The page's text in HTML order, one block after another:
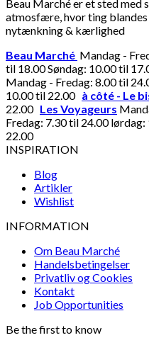
Beau Marché er et sted med
atmosfære, hvor ting
nytænkning & kærlighed
Beau Marché Mandag -
til 18.00 Søndag: 10.00 til
Mandag - Fredag: 8.00 til
10.00 til 22.00 à côté - Le
22.00 Les Voyageurs
Fredag: 7.30 til 24.00
22.00
INSPIRATION
Blog
Artikler
Wishlist
INFORMATION
Om Beau Marché
Handelsbetingelser
Privatliv og Cookies
Kontakt
Job Opportunities
Be the first to know